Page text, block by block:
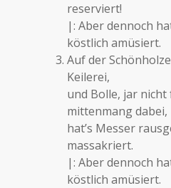
reserviert!
|: Aber dennoch
köstlich amüsiert.
Auf der
Keilerei,
und Bolle, jar nicht
mittenmang dabei,
hat’s Messer
massakriert.
|: Aber dennoch
köstlich amüsiert.